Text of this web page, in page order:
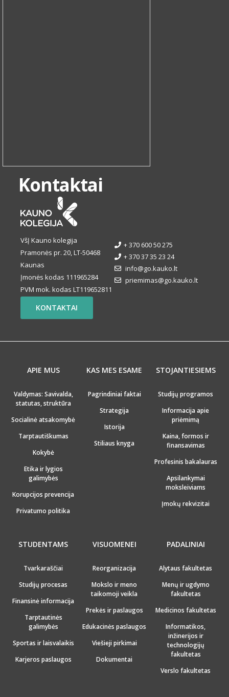
Kontaktai
VšĮ Kauno kolegija
Pramonės pr. 20, LT-50468
Kaunas
Įmonės kodas 111965284
PVM mok. kodas LT119652811
+ 370 600 50 275
+ 370 37 35 23 24
info@go.kauko.lt
priemimas@go.kauko.lt
KONTAKTAI
APIE MUS
Valdymas: Savivalda,
statutas, struktūra
Socialinė atsakomybė
Tarptautiškumas
Kokybė
Etika ir lygios
galimybės
Korupcijos prevencija
Privatumo politika
KAS MES ESAME
Pagrindiniai faktai
Strategija
Istorija
Stiliaus knyga
STOJANTIESIEMS
Studijų programos
Informacija apie
priėmimą
Kaina, formos ir
finansavimas
Profesinis bakalauras
Apsilankymai
moksleiviams
Įmokų rekvizitai
STUDENTAMS
Tvarkaraščiai
Studijų procesas
Finansinė informacija
Tarptautinės
galimybės
Sportas ir laisvalaikis
Karjeros paslaugos
VISUOMENEI
Reorganizacija
Mokslo ir meno
taikomoji veikla
Prekės ir paslaugos
Edukacinės paslaugos
Viešieji pirkimai
Dokumentai
PADALINIAI
Alytaus fakultetas
Menų ir ugdymo
fakultetas
Medicinos fakultetas
Informatikos,
inžinerijos ir
technologijų
fakultetas
Verslo fakultetas